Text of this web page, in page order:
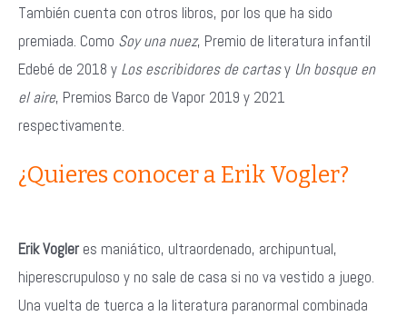
También cuenta con otros libros, por los que ha sido
premiada. Como Soy una nuez, Premio de literatura infantil
Edebé de 2018 y Los escribidores de cartasy Un bosque en
el aire, Premios Barco de Vapor 2019 y 2021
respectivamente.
¿Quieres conocer a Erik Vogler?
Erik Vogler es maniático, ultraordenado, archipuntual,
hiperescrupuloso y no sale de casa si no va vestido a juego.
Una vuelta de tuerca a la literatura paranormal combinada